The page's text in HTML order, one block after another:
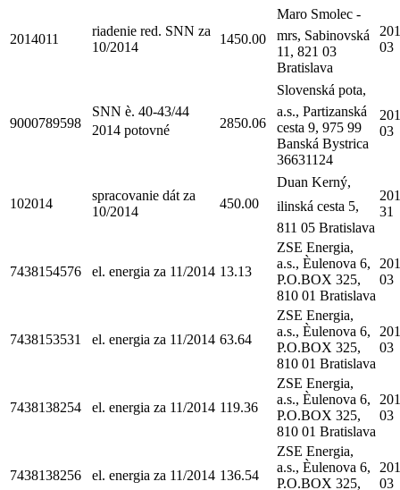
2014011
riadenie red. SNN za
10/2014
1450.00
Maro Smolec -
mrs, Sabinovská
11, 821 03
Bratislava
03
9000789598
SNN è. 40-43/44
2014 potovné
2850.06
Slovenská pota,
a.s., Partizanská
cesta 9, 975 99
Banská Bystrica
36631124
03
102014
spracovanie dát za
10/2014
450.00
Duan Kerný,
ilinská cesta 5,
811 05 Bratislava
31
7438154576 el. energia za 11/2014 13.13
ZSE Energia,
a.s., Èulenova 6,
P.O.BOX 325,
810 01 Bratislava
03
7438153531 el. energia za 11/2014 63.64
ZSE Energia,
a.s., Èulenova 6,
P.O.BOX 325,
810 01 Bratislava
03
7438138254 el. energia za 11/2014 119.36
ZSE Energia,
a.s., Èulenova 6,
P.O.BOX 325,
810 01 Bratislava
03
7438138256 el. energia za 11/2014 136.54
ZSE Energia,
a.s., Èulenova 6,
P.O.BOX 325,
03